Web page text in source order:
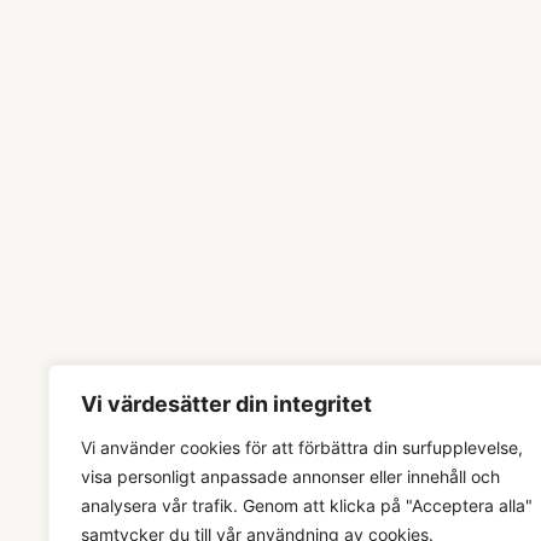
Vi värdesätter din integritet
Vi använder cookies för att förbättra din surfupplevelse,
visa personligt anpassade annonser eller innehåll och
analysera vår trafik. Genom att klicka på "Acceptera alla"
samtycker du till vår användning av cookies.